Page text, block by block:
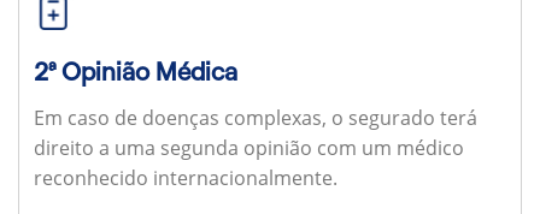
2ª Opinião Médica
Em caso de doenças complexas, o segurado terá
direito a uma segunda opinião com um médico
reconhecido internacionalmente.